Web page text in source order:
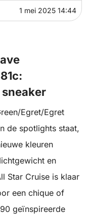
1 mei 2025 14:44
Egret/Egret
de spotlights staat,
kleuren
en
Star Cruise is klaar
een chique of
geïnspireerde